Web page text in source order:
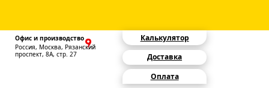
Офис и производство
Россия, Москва, Рязанский
проспект, 8А, стр. 27
Калькулятор
Доставка
Оплата